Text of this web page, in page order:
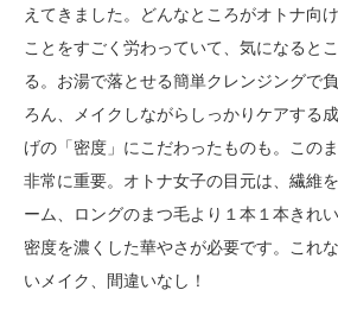
えてきました。どんなところがオトナ向
ことをすごく労わっていて、気になると
る。お湯で落とせる簡単クレンジングで
ろん、メイクしながらしっかりケアする
げの「密度」にこだわったものも。この
非常に重要。オトナ女子の目元は、繊維
ーム、ロングのまつ毛より１本１本きれ
密度を濃くした華やさが必要です。これ
いメイク、間違いなし！